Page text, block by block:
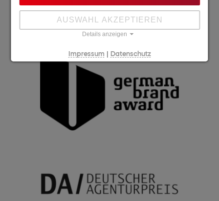
AUSWAHL AKZEPTIEREN
Details anzeigen
Impressum | Datenschutz